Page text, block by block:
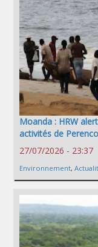
Moanda : HRW
activités de Perenco
27/07/2026 - 23:37
Environnement,